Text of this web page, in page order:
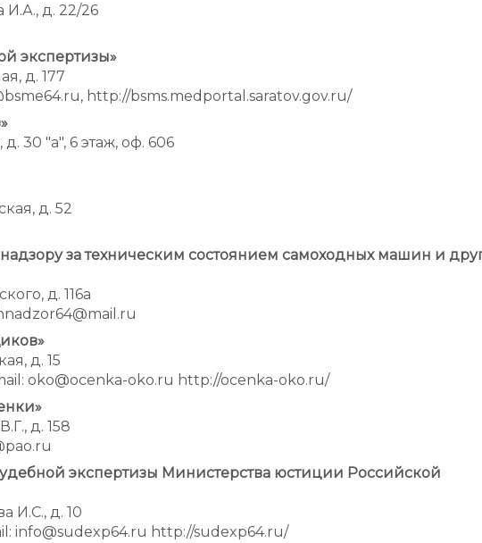
И.А., д. 22/26
экспертизы»
д. 177
http://bsms.medportal.saratov.gov.ru/
д. 30 "а", 6 этаж, оф. 606
д. 52
за техническим состоянием самоходных машин и
д. 116а
д. 15
oko@ocenka-oko.ru http://ocenka-oko.ru/
д. 158
экспертизы Министерства юстиции Российской
И.С., д. 10
info@sudexp64.ru http://sudexp64.ru/